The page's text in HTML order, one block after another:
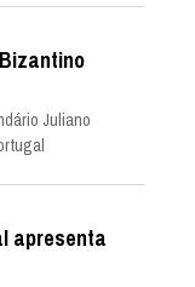
Juliano
apresenta